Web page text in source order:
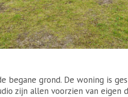
begane grond. De woning is
zijn allen voorzien van eigen